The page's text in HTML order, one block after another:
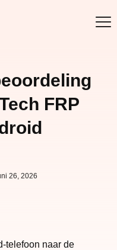
FRP
26, 2026
telefoon naar de